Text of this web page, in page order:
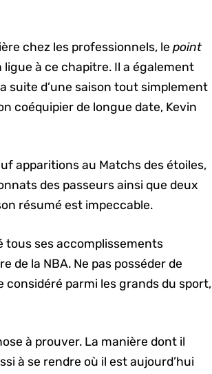
chez les professionnels, lepoint
à ce chapitre. Il a également
suite d’une saison tout simplement
coéquipier de longue date, Kevin
apparitions au Matchs des étoiles,
des passeurs ainsi que deux
résumé est impeccable.
tous ses accomplissements
de la NBA. Ne pas posséder de
considéré parmi les grands du sport,
à prouver. La manière dont il
à se rendre où il est aujourd’hui